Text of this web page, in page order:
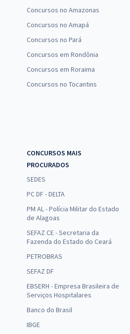
Concursos no Amazonas
Concursos no Amapá
Concursos no Pará
Concursos em Rondônia
Concursos em Roraima
Concursos no Tocantins
CONCURSOS MAIS
PROCURADOS
SEDES
PC DF - DELTA
PM AL - Polícia Militar do Estado
de Alagoas
SEFAZ CE - Secretaria da
Fazenda do Estado do Ceará
PETROBRAS
SEFAZ DF
EBSERH - Empresa Brasileira de
Serviços Hospitalares
Banco do Brasil
IBGE